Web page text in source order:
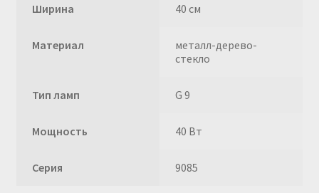
Ширина 40 см
Материал
металл-дерево-
стекло
Тип ламп G 9
Мощность 40 Вт
Серия 9085